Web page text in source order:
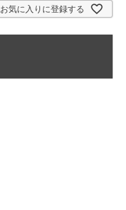
お気に入りに登録する